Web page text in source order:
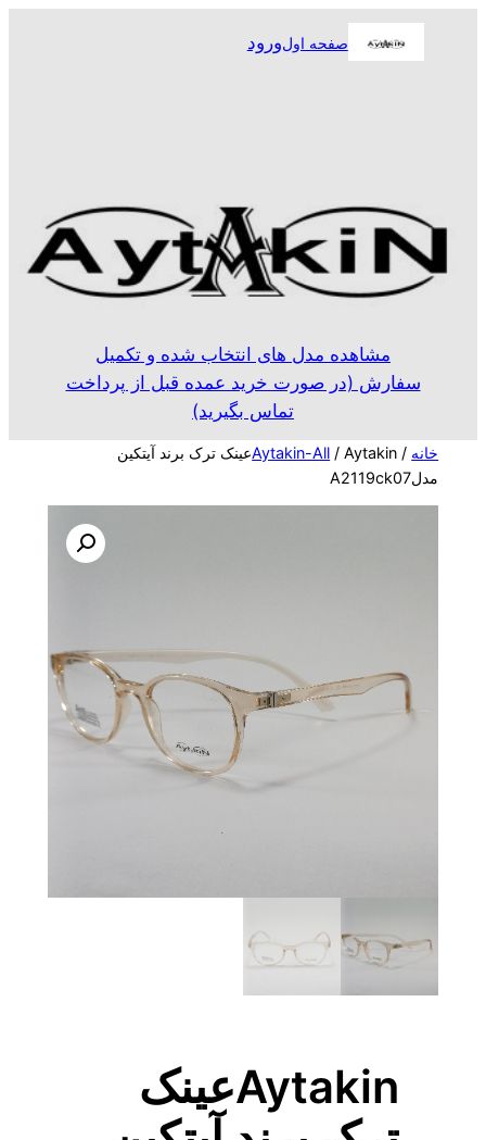
صفحه اولورود
مشاهده مدل های انتخاب شده و تکمیل
سفارش (در صورت خرید عمده قبل از پرداخت
تماس بگیرید)
خانه /
Aytakin-All/ Aytakinعینک ترک برند آیتکین
مدلA2119ck07
Aytakinعینک